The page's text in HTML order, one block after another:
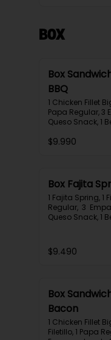
Box
Box
BBQ
1 Chicken Fillet
Papa Regular,
Queso Snack, 1
$9.990
Box Fajita
1 Fajita Spring, 1
Regular,  3
Queso Snack, 1
$9.490
Box
Bacon
1 Chicken Fillet
Filetillo, 1 Papa